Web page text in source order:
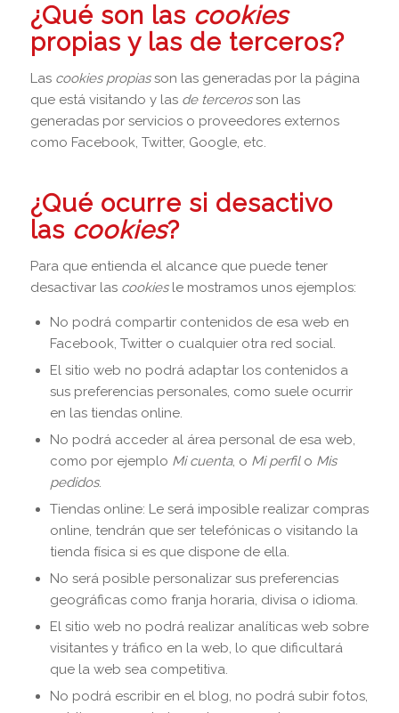
¿Qué son las cookies
propias y las de terceros?
Las cookies propiasson las generadas por la página
que está visitando y las de tercerosson las
generadas por servicios o proveedores externos
como Facebook, Twitter, Google, etc.
¿Qué ocurre si desactivo
las cookies?
Para que entienda el alcance que puede tener
desactivar las cookiesle mostramos unos ejemplos:
No podrá compartir contenidos de esa web en
Facebook, Twitter o cualquier otra red social.
El sitio web no podrá adaptar los contenidos a
sus preferencias personales, como suele ocurrir
en las tiendas online.
No podrá acceder al área personal de esa web,
como por ejemplo Mi cuenta, o Mi perfilo Mis
pedidos.
Tiendas online: Le será imposible realizar compras
online, tendrán que ser telefónicas o visitando la
tienda física si es que dispone de ella.
No será posible personalizar sus preferencias
geográficas como franja horaria, divisa o idioma.
El sitio web no podrá realizar analíticas web sobre
visitantes y tráfico en la web, lo que dificultará
que la web sea competitiva.
No podrá escribir en el blog, no podrá subir fotos,